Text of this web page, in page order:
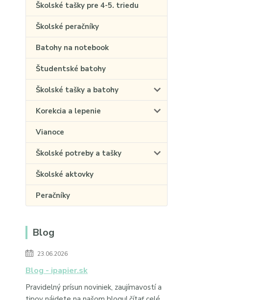
Školské tašky pre 4-5. triedu
Školské peračníky
Batohy na notebook
Študentské batohy
Školské tašky a batohy
Korekcia a lepenie
Vianoce
Školské potreby a tašky
Školské aktovky
Peračníky
Blog
23.06.2026
Blog - ipapier.sk
Pravidelný prísun noviniek, zaujímavostí a